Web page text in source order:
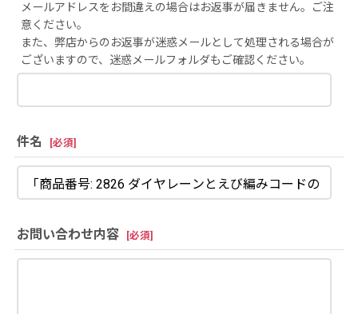
メールアドレスをお間違えの場合はお返事が届きません。ご注
意ください。
また、弊店からのお返事が迷惑メールとして処理される場合が
ございますので、迷惑メールフォルダもご確認ください。
件名 [必須]
お問い合わせ内容 [必須]